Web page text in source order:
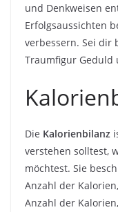
und Denkweisen
Erfolgsaussichten
verbessern. Sei dir
Traumfigur Geduld
Die Kalorienbilanz
verstehen solltest,
möchtest. Sie
Anzahl der
Anzahl der